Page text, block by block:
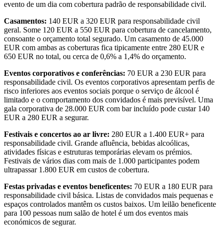
evento de um dia com cobertura padrão de responsabilidade civil.
Casamentos: 140 EUR a 320 EUR para responsabilidade civil
geral. Some 120 EUR a 550 EUR para cobertura de cancelamento,
consoante o orçamento total segurado. Um casamento de 45.000
EUR com ambas as coberturas fica tipicamente entre 280 EUR e
650 EUR no total, ou cerca de 0,6% a 1,4% do orçamento.
Eventos corporativos e conferências: 70 EUR a 230 EUR para
responsabilidade civil. Os eventos corporativos apresentam perfis de
risco inferiores aos eventos sociais porque o serviço de álcool é
limitado e o comportamento dos convidados é mais previsível. Uma
gala corporativa de 28.000 EUR com bar incluído pode custar 140
EUR a 280 EUR a segurar.
Festivais e concertos ao ar livre: 280 EUR a 1.400 EUR+ para
responsabilidade civil. Grande afluência, bebidas alcoólicas,
atividades físicas e estruturas temporárias elevam os prémios.
Festivais de vários dias com mais de 1.000 participantes podem
ultrapassar 1.800 EUR em custos de cobertura.
Festas privadas e eventos beneficentes: 70 EUR a 180 EUR para
responsabilidade civil básica. Listas de convidados mais pequenas e
espaços controlados mantêm os custos baixos. Um leilão beneficente
para 100 pessoas num salão de hotel é um dos eventos mais
económicos de segurar.